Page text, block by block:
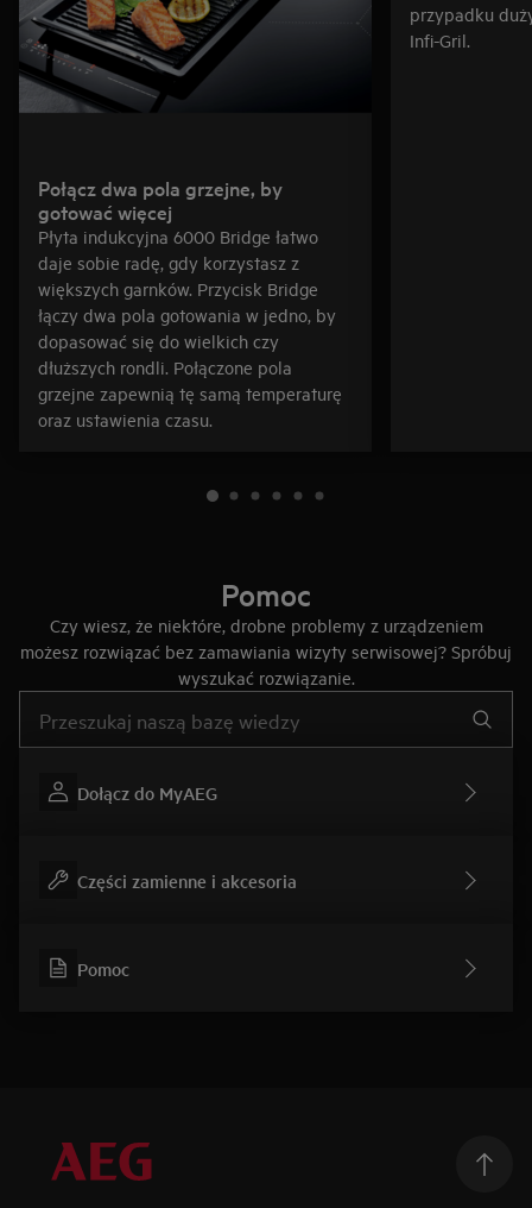
Połącz dwa pola grzejne, by
gotować więcej
Płyta indukcyjna 6000 Bridge łatwo
daje sobie radę, gdy korzystasz z
większych garnków. Przycisk Bridge
łączy dwa pola gotowania w jedno, by
dopasować się do wielkich czy
dłuższych rondli. Połączone pola
grzejne zapewnią tę samą temperaturę
oraz ustawienia czasu.
przypadku
Infi-Gril.
Pomoc
Czy wiesz, że niektóre, drobne problemy z urządzeniem
możesz rozwiązać bez zamawiania wizyty serwisowej? Spróbuj
wyszukać rozwiązanie.
Dołącz do MyAEG
Części zamienne i akcesoria
Pomoc